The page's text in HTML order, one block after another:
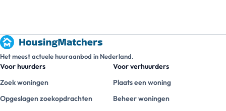
Het meest actuele huuraanbod in Nederland.
Voor huurders
Zoek woningen
Opgeslagen zoekopdrachten
Voor verhuurders
Plaats een woning
Beheer woningen